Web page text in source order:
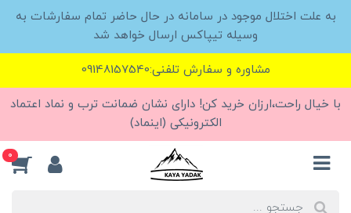
به علت اختلال موجود در سامانه در حال حاضر تمام سفارشات به
وسیله تیپاکس ارسال خواهد شد
مشاوره و سفارش تلفنی:09148157540
با خیال راحت،ارزان خرید کن! دارای نشان ضمانت ترب و نماد اعتماد
الکترونیکی (اینماد)
0